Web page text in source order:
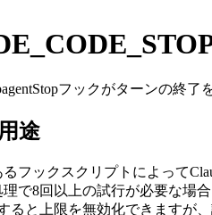
フックがターンの終
途
フックスクリプトによって
理で8回以上の試行が必要な場
ると上限を無効化できますが